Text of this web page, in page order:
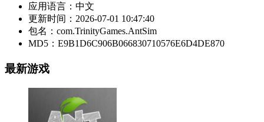
应用语言： 中文
更新时间： 2026-07-01 10:47:40
包名： com.TrinityGames.AntSim
MD5： E9B1D6C906B066830710576E6D4DE870
最新游戏